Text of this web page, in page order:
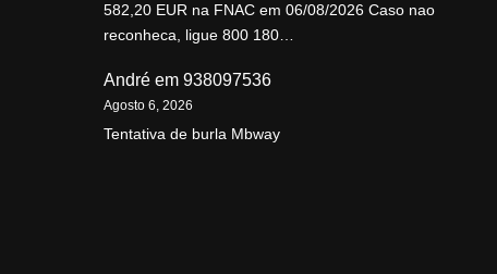
582,20 EUR na FNAC em 06/08/2026 Caso nao
reconheca, ligue 800 180…
André em 938097536
Agosto 6, 2026
Tentativa de burla Mbway